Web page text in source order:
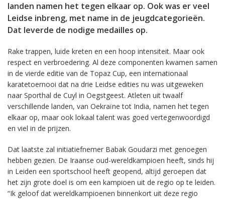
landen namen het tegen elkaar op. Ook was er veel
Leidse inbreng, met name in de jeugdcategorieën.
Dat leverde de nodige medailles op.
Rake trappen, luide kreten en een hoop intensiteit. Maar ook
respect en verbroedering. Al deze componenten kwamen samen
in de vierde editie van de Topaz Cup, een internationaal
karatetoernooi dat na drie Leidse edities nu was uitgeweken
naar Sporthal de Cuyl in Oegstgeest. Atleten uit twaalf
verschillende landen, van Oekraïne tot India, namen het tegen
elkaar op, maar ook lokaal talent was goed vertegenwoordigd
en viel in de prijzen.
Dat laatste zal initiatiefnemer Babak Goudarzi met genoegen
hebben gezien. De Iraanse oud-wereldkampioen heeft, sinds hij
in Leiden een sportschool heeft geopend, altijd geroepen dat
het zijn grote doel is om een kampioen uit de regio op te leiden.
“Ik geloof dat wereldkampioenen binnenkort uit deze regio